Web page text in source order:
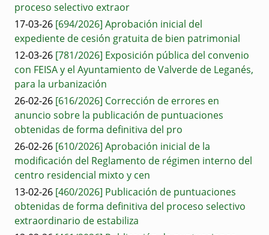
proceso selectivo extraor
17-03-26 [694/2026] Aprobación inicial del
expediente de cesión gratuita de bien patrimonial
12-03-26 [781/2026] Exposición pública del convenio
con FEISA y el Ayuntamiento de Valverde de Leganés,
para la urbanización
26-02-26 [616/2026] Corrección de errores en
anuncio sobre la publicación de puntuaciones
obtenidas de forma definitiva del pro
26-02-26 [610/2026] Aprobación inicial de la
modificación del Reglamento de régimen interno del
centro residencial mixto y cen
13-02-26 [460/2026] Publicación de puntuaciones
obtenidas de forma definitiva del proceso selectivo
extraordinario de estabiliza